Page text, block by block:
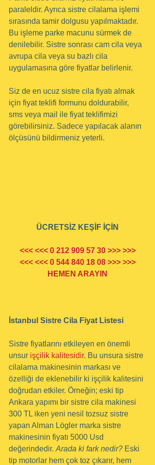
paraleldir. Ayrıca sistre cilalama işlemi
sırasında tamir dolgusu yapılmaktadır.
Bu işleme parke macunu sürmek de
denilebilir. Sistre sonrası cam cila veya
avrupa cila veya su bazlı cila
uygulamasına göre fiyatlar belirlenir.
Siz de en ucuz sistre cila fiyatı almak
için fiyat teklifi formunu doldurabilir,
sms veya mail ile fiyat teklifimizi
görebilirsiniz. Sadece yapılacak alanın
ölçüsünü bildirmeniz yeterli.
ÜCRETSİZ KEŞİF İÇİN
<<< <<< 0 212 909 57 30 >>> >>>
<<< <<< 0 544 840 18 08 >>> >>>
HEMEN ARAYIN
İstanbul Sistre Cila Fiyat Listesi
Sistre fiyatlarını etkileyen en önemli
unsur işçilik kalitesidir. Bu unsura sistre
cilalama makinesinin markası ve
özelliği de eklenebilir ki işçilik kalitesini
doğrudan etkiler. Örneğin; eski tip
Ankara yapımı bir sistre cila makinesi
300 TL iken yeni nesil tozsuz sistre
yapan Alman Lögler marka sistre
makinesinin fiyatı 5000 Usd
değerindedir. Arada ki fark nedir? Eski
tip motorlar hem çok toz çıkarır, hem